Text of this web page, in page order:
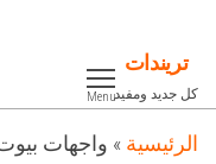
content
تريندات
كل جديد ومفيدMenu
الرئيسية » واجهات